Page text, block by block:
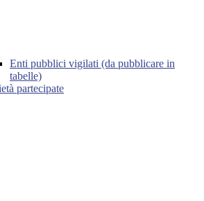
Enti pubblici vigilati (da pubblicare in
tabelle)
partecipate